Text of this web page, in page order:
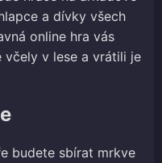
a dívky všech
online hra vás
včely v lese a vrátili je
budete sbírat mrkve